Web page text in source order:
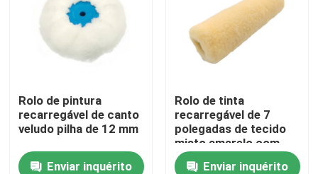
Casa
Rolo de pintura
recarregável de canto
veludo pilha de 12 mm
Enviar inquérito
Rolo de tinta
recarregável de 7
polegadas de tecido
misto amarelo com
alça
Enviar inquérito